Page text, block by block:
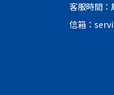
客服時間：
信箱：